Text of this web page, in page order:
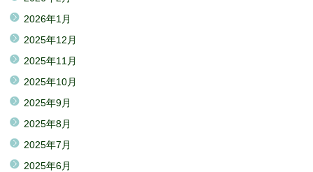
2026年1月
2025年12月
2025年11月
2025年10月
2025年9月
2025年8月
2025年7月
2025年6月